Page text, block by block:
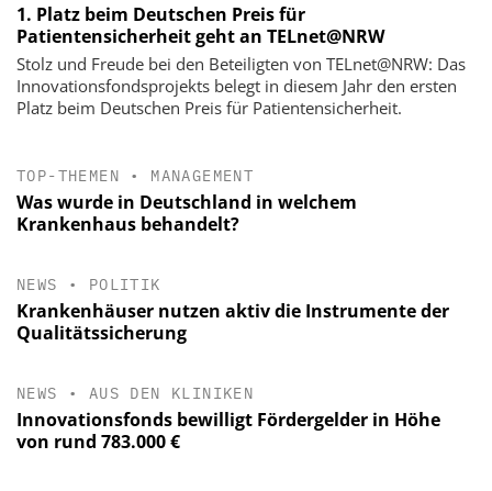
1. Platz beim Deutschen Preis für
Patientensicherheit geht an TELnet@NRW
Stolz und Freude bei den Beteiligten von TELnet@NRW: Das
Innovationsfondsprojekts belegt in diesem Jahr den ersten
Platz beim Deutschen Preis für Patientensicherheit.
TOP-THEMEN • MANAGEMENT
Was wurde in Deutschland in welchem
Krankenhaus behandelt?
NEWS • POLITIK
Krankenhäuser nutzen aktiv die Instrumente der
Qualitätssicherung
NEWS • AUS DEN KLINIKEN
Innovationsfonds bewilligt Fördergelder in Höhe
von rund 783.000 €